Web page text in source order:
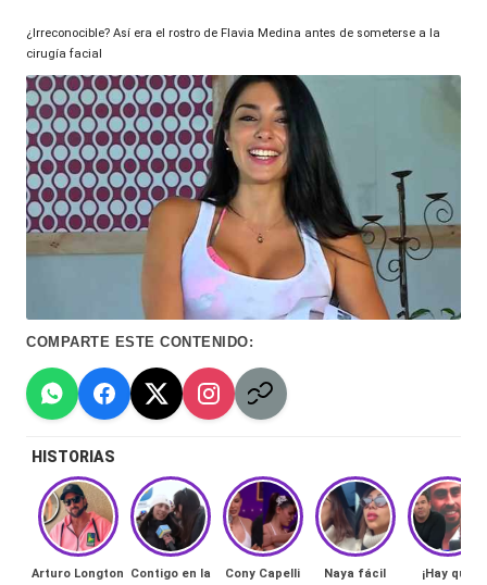
F
ar
á
n
d
ul
C
hi
le
n
a
🔥
R
Brava,
Gran
Hermano
-
Tendencias
-
-
Tv
y
lacvc.com
¿Irreconocible? Así era el rostro de Flavia Medina antes de someterse a la
cirugía facial
COMPARTE ESTE CONTENIDO:
HISTORIAS
Arturo Longton
Contigo en la
Cony Capelli Naya fácil
¡Hay que